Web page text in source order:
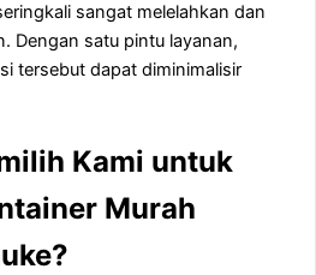
sangat melelahkan dan
Dengan satu pintu layanan,
tersebut dapat diminimalisir
Kami untuk
Murah